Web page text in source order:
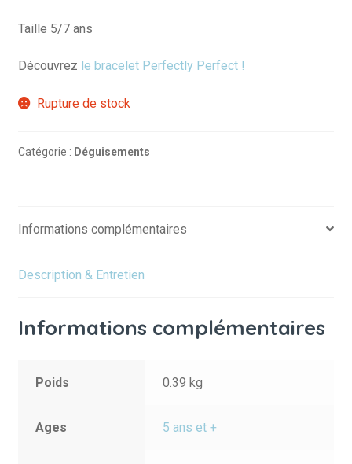
Taille 5/7 ans
Découvrez le bracelet Perfectly Perfect !
Rupture de stock
Catégorie : Déguisements
Informations complémentaires
Description & Entretien
Informations complémentaires
Poids 0.39 kg
Ages 5 ans et +